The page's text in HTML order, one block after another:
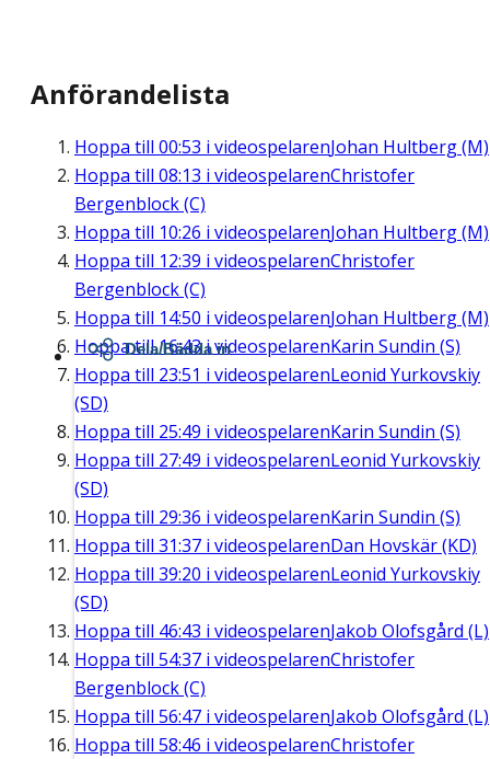
Anförandelista
Hoppa till 00:53 i videospelarenJohan Hultberg (M)
Hoppa till 08:13 i videospelarenChristofer
Bergenblock (C)
Hoppa till 10:26 i videospelarenJohan Hultberg (M)
Hoppa till 12:39 i videospelarenChristofer
Bergenblock (C)
Hoppa till 14:50 i videospelarenJohan Hultberg (M)
Hoppa till16:43i videospelarenKarin Sundin (S)
Hoppa till 23:51 i videospelarenLeonid Yurkovskiy
(SD)
Hoppa till 25:49 i videospelarenKarin Sundin (S)
Hoppa till 27:49 i videospelarenLeonid Yurkovskiy
(SD)
Hoppa till 29:36 i videospelarenKarin Sundin (S)
Hoppa till 31:37 i videospelarenDan Hovskär (KD)
Hoppa till 39:20 i videospelarenLeonid Yurkovskiy
(SD)
Hoppa till 46:43 i videospelarenJakob Olofsgård (L)
Hoppa till 54:37 i videospelarenChristofer
Bergenblock (C)
Hoppa till 56:47 i videospelarenJakob Olofsgård (L)
Hoppa till 58:46 i videospelarenChristofer
Dela/Bädda in